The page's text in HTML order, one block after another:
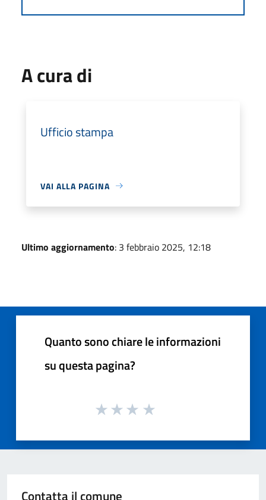
A cura di
Ufficio stampa
VAI ALLA PAGINA
Ultimo aggiornamento: 3 febbraio 2025, 12:18
Quanto sono chiare le informazioni
su questa pagina?
Contatta il comune